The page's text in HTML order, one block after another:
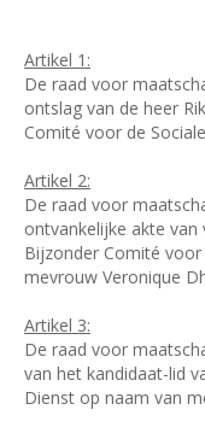
Artikel 1:
De raad voor
ontslag van de heer
Comité voor de
Artikel 2:
De raad voor
ontvankelijke akte
Bijzonder Comité
mevrouw Veronique
Artikel 3:
De raad voor
van het kandidaat-lid
Dienst op naam van